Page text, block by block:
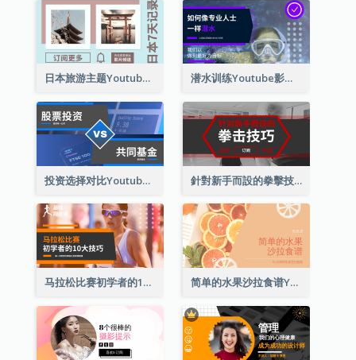
日本旅游主题Youtube影片缩图 潜水训练Youtube影片缩图
投资选择对比Youtube影片缩图 針對新手而設的拳擊技巧Youtube影片縮圖
马拉松比赛初学者的10大技巧YouTube影片缩图 简单的水果沙拉食谱Youtube影片缩图